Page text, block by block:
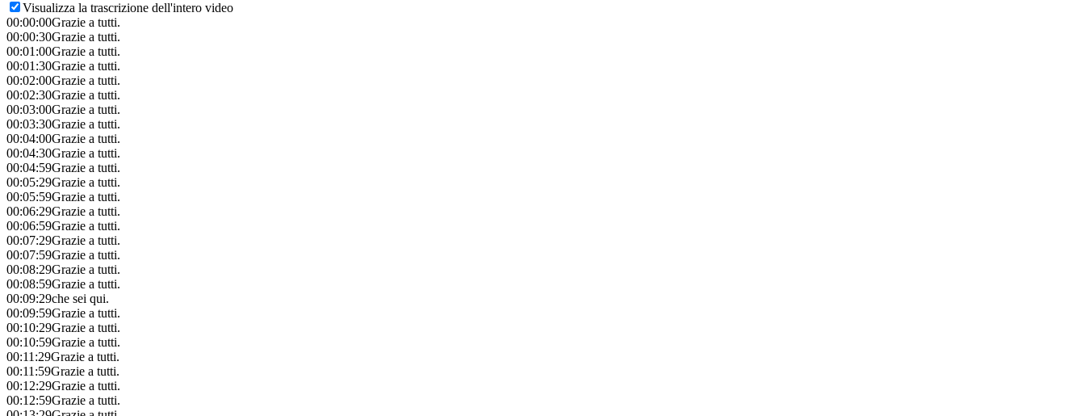
Visualizza la trascrizione dell'intero video
00:00:00Grazie a tutti.
00:00:30Grazie a tutti.
00:01:00Grazie a tutti.
00:01:30Grazie a tutti.
00:02:00Grazie a tutti.
00:02:30Grazie a tutti.
00:03:00Grazie a tutti.
00:03:30Grazie a tutti.
00:04:00Grazie a tutti.
00:04:30Grazie a tutti.
00:04:59Grazie a tutti.
00:05:29Grazie a tutti.
00:05:59Grazie a tutti.
00:06:29Grazie a tutti.
00:06:59Grazie a tutti.
00:07:29Grazie a tutti.
00:07:59Grazie a tutti.
00:08:29Grazie a tutti.
00:08:59Grazie a tutti.
00:09:29che sei qui.
00:09:59Grazie a tutti.
00:10:29Grazie a tutti.
00:10:59Grazie a tutti.
00:11:29Grazie a tutti.
00:11:59Grazie a tutti.
00:12:29Grazie a tutti.
00:12:59Grazie a tutti.